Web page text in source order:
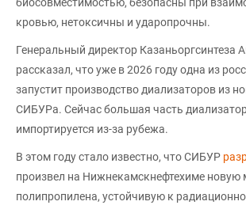
биосовместимостью, безопасны при
кровью, нетоксичны и ударопрочны.
Генеральный директор Казаньоргсинтеза
рассказал, что уже в 2026 году одна из
запустит производство диализаторов из
СИБУРа. Сейчас большая часть
импортируется из-за рубежа.
В этом году стало известно, что СИБУР
произвел на Нижнекамскнефтехиме новую
полипропилена, устойчивую к